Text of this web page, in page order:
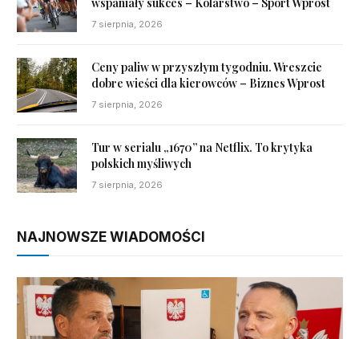
7 sierpnia, 2026
Ceny paliw w przyszłym tygodniu. Wreszcie
dobre wieści dla kierowców – Biznes Wprost
7 sierpnia, 2026
Tur w serialu „1670” na Netflix. To krytyka
polskich myśliwych
7 sierpnia, 2026
NAJNOWSZE WIADOMOŚCI